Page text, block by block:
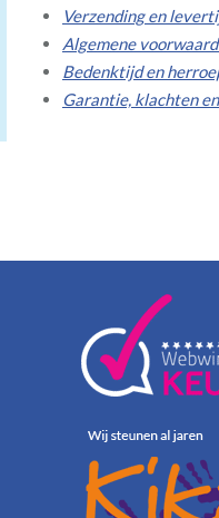
Verzending en
Algemene
Bedenktijd en
Garantie, klachten